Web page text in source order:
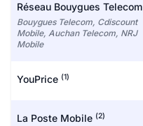
Réseau Bouygues Telecom
Bouygues Telecom, Cdiscount
Mobile, Auchan Telecom, NRJ
Mobile
YouPrice (1)
La Poste Mobile (2)